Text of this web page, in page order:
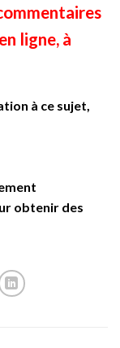
ligne, à
à ce sujet,
obtenir des